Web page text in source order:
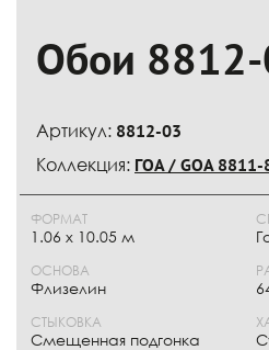
Обои
Артикул: 8812-03
Коллекция: ГОА / GOA 8811-
ФОРМАТ
1.06 x 10.05 м
ОСНОВА
Флизелин
СТЫКОВКА
Смещенная подгонка